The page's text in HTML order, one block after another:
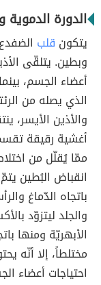
الدورة الدموية
يتكون قلب
وبطين. يتلقّى
أعضاء الجسم،
الذي يصله من
والأذين الأيسر،
أغشية رقيقة
ممّا يُقلّل من
انقباض البُطين
باتجاه الدّماغ
والجلد ليتزوّد
الأبهريّة ومنها
مختلطاً، إلا أنّه
احتياجات أعضاء